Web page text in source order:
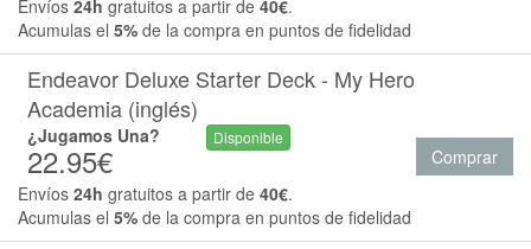
Envíos 24h gratuitos a partir de 40€.
Acumulas el 5% de la compra en puntos de fidelidad
Endeavor Deluxe Starter Deck - My Hero
Academia (inglés)
¿Jugamos Una?
22.95€
Disponible
Comprar
Envíos 24h gratuitos a partir de 40€.
Acumulas el 5% de la compra en puntos de fidelidad